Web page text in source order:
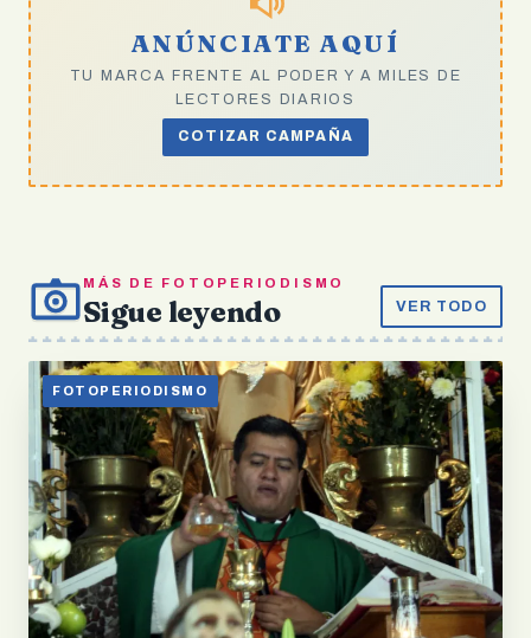
ANÚNCIATE AQUÍ
TU MARCA FRENTE AL PODER Y A MILES DE
LECTORES DIARIOS
COTIZAR CAMPAÑA
MÁS DE FOTOPERIODISMO
Sigue leyendo VER TODO
FOTOPERIODISMO